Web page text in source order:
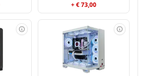
+ € 73,00